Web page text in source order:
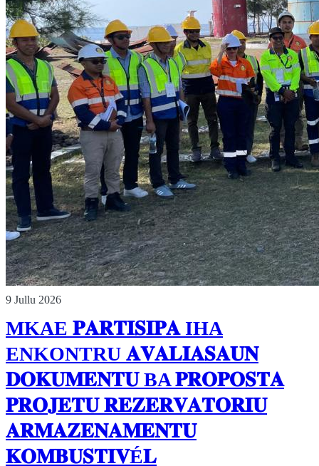
9 Jullu 2026
MKAE 𝐏𝐀𝐑𝐓𝐈𝐒𝐈𝐏𝐀 IHA
ENKONTRU 𝐀𝐕𝐀𝐋𝐈𝐀𝐒𝐀𝐔𝐍
𝐃𝐎𝐊𝐔𝐌𝐄𝐍𝐓𝐔 BA 𝐏𝐑𝐎𝐏𝐎𝐒𝐓𝐀
𝐏𝐑𝐎𝐉𝐄𝐓𝐔 𝐑𝐄𝐙𝐄𝐑𝐕𝐀𝐓𝐎𝐑𝐈𝐔
𝐀𝐑𝐌𝐀𝐙𝐄𝐍𝐀𝐌𝐄𝐍𝐓𝐔
𝐊𝐎𝐌𝐁𝐔𝐒𝐓𝐈𝐕É𝐋